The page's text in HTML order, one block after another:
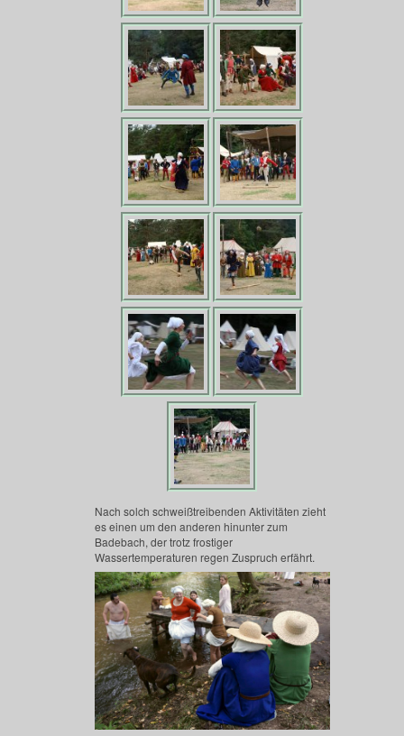
Nach solch schweißtreibenden Aktivitäten zieht
es einen um den anderen hinunter zum
Badebach, der trotz frostiger
Wassertemperaturen regen Zuspruch erfährt.